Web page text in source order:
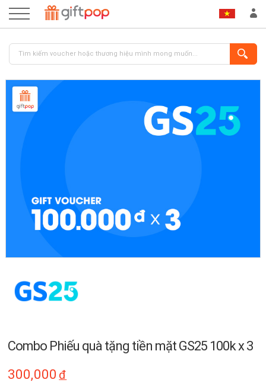
Combo Phiếu quà tặng tiền mặt GS25 100k x 3
300,000 đ